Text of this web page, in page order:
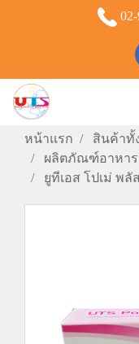
หน้าแรก
สินค้าทั้
ผลิตภัณฑ์อาหาร
ยูทีเอส โปเม่ พลั